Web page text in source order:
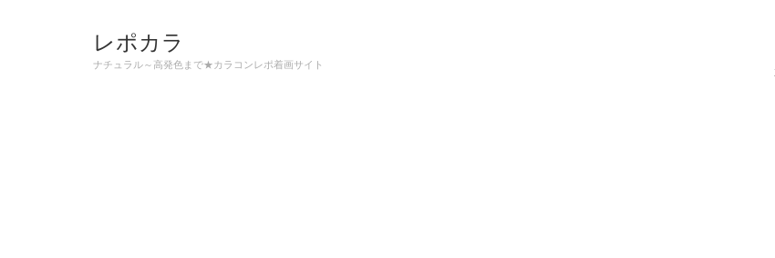
レポカラ
ナチュラル～高発色まで★カラコンレポ着画サイト